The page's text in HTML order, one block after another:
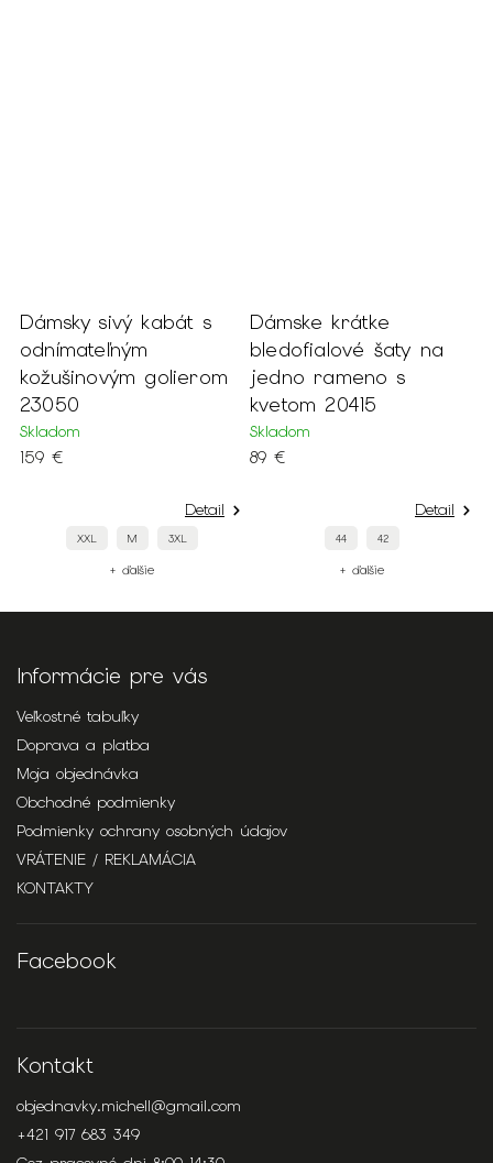
s
Dámske krátke
bledofialové šaty na
jedno rameno s
Dámsky šedý
striebornými
20569
Skladom
M
Informácie pre vás
Veľkostné tabuľky
Doprava a platba
Moja objednávka
Obchodné podmienky
Podmienky ochrany osobných údajov
VRÁTENIE / REKLAMÁCIA
KONTAKTY
Facebook
Kontakt
objednavky.michell@gmail.com
+421 917 683 349